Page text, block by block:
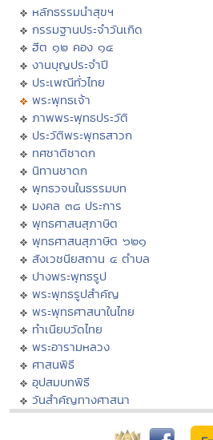
หลักธรรมนำสุขฯ
กรรมฐานประจำวันเกิด
ฮีต ๑๒ คอง ๑๔
งานบุญประจำปี
ประเพณีทั่วไทย
พระพุทธเจ้า
ภาพพระพุทธประวัติ
ประวัติพระพุทธสาวก
ทศชาติชาดก
นิทานชาดก
พุทธวจนในธรรมบท
มงคล ๓๘ ประการ
พุทธศาสนสุภาษิต
พุทธศาสนสุภาษิต ๖๒๑
สังเวชนียสถาน ๔ ตำบล
ปางพระพุทธรูป
พระพุทธรูปสำคัญ
พระพุทธศาสนาในไทย
ทำเนียบวัดไทย
พระอารามหลวง
ศาสนพิธี
อุปสมบทพิธี
วันสำคัญทางศาสนา